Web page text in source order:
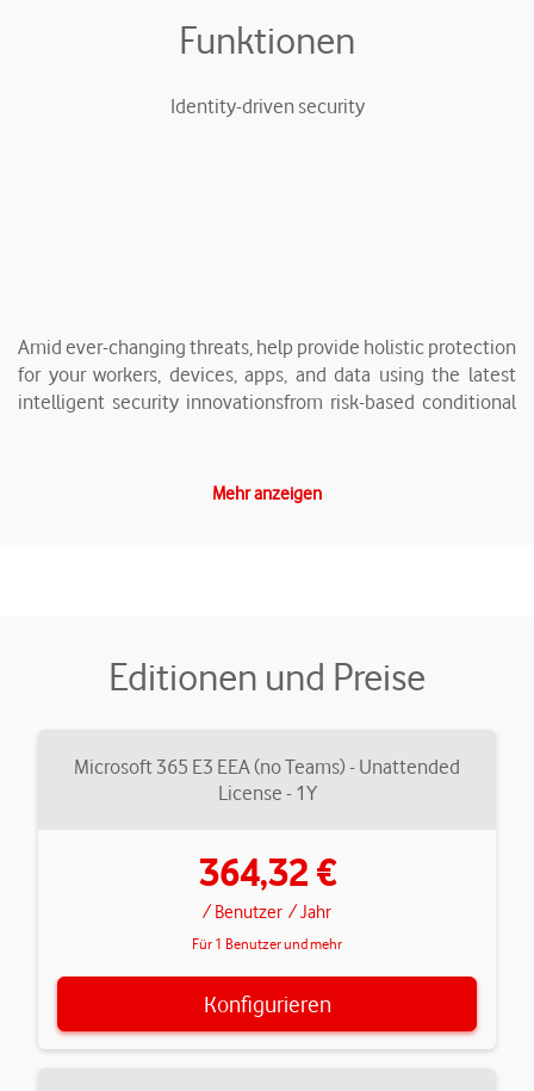
Funktionen
Identity-driven security
Amid ever-changing threats, help provide holistic protection
for your workers, devices, apps, and data using the latest
intelligent security innovationsfrom risk-based conditional
Mehr anzeigen
Editionen und Preise
Microsoft 365 E3 EEA (no Teams) - Unattended
License - 1Y
364,32 €
/ Benutzer / Jahr
Für 1 Benutzer und mehr
Konfigurieren